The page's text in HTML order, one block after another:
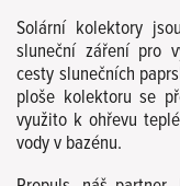
Solární kolektory
sluneční záření pro
cesty slunečních
ploše kolektoru se
využito k ohřevu
vody v bazénu.